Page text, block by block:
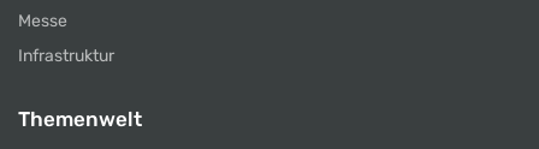
Messe
Infrastruktur
Themenwelt